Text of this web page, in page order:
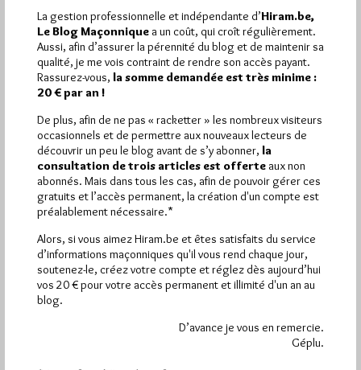
Hier vendredi 7 août 2026, Hiram.be a reçu1 864
visiteset3 133 pagesont été lues (Source :
Pirsch.io)
Plus d’informations
Quels sont les articles les plus lus du blog ?
Abonnement aux Newsletters - RSS
La gestion professionnelle et indépendante d’Hiram.be,
Le Blog Maçonnique a un coût, qui croît régulièrement.
Aussi, afin d’assurer la pérennité du blog et de maintenir sa
qualité, je me vois contraint de rendre son accès payant.
Rassurez-vous, la somme demandée est très minime :
20 € par an !
De plus, afin de ne pas « racketter » les nombreux visiteurs
occasionnels et de permettre aux nouveaux lecteurs de
découvrir un peu le blog avant de s’y abonner, la
consultation de trois articles est offerte aux non
abonnés. Mais dans tous les cas, afin de pouvoir gérer ces
gratuits et l’accès permanent, la création d'un compte est
préalablement nécessaire.*
Alors, si vous aimez Hiram.be et êtes satisfaits du service
d’informations maçonniques qu'il vous rend chaque jour,
soutenez-le, créez votre compte et réglez dès aujourd’hui
vos 20 € pour votre accès permanent et illimité d'un an au
blog.
D’avance je vous en remercie.
Géplu.